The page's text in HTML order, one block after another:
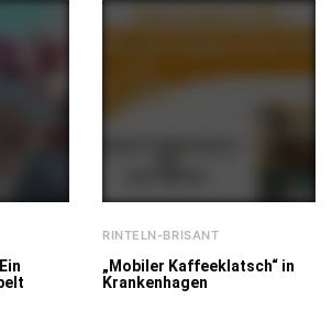
RINTELN-BRISANT
„Mobiler Kaffeeklatsch“ in
Krankenhagen